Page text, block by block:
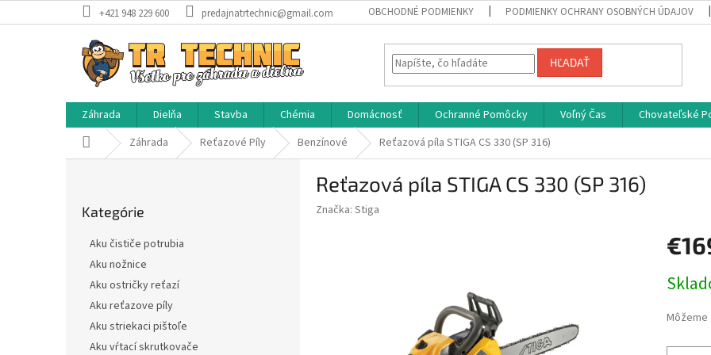
na
+421 948 229 600 predajnatrtechnic@gmail.com OBCHODNÉ PODMIENKY PODMIENKY OCHRANY OSOBNÝCH ÚDAJOV
HĽADAŤ
Záhrada Dielňa Stavba Chémia Domácnosť Ochranné Pomôcky Voľný Čas Chovateľské
Domov Záhrada Reťazové Píly Benzínové Reťazová píla STIGA CS 330 (SP 316)
kategórie
Kategórie
Aku čističe potrubia
Aku nožnice
Aku ostričky reťazí
Aku reťazove píly
Aku striekaci pištoľe
Aku vŕtací skrutkovače
Reťazová píla STIGA CS 330 (SP 316)
Značka: Stiga
cena: